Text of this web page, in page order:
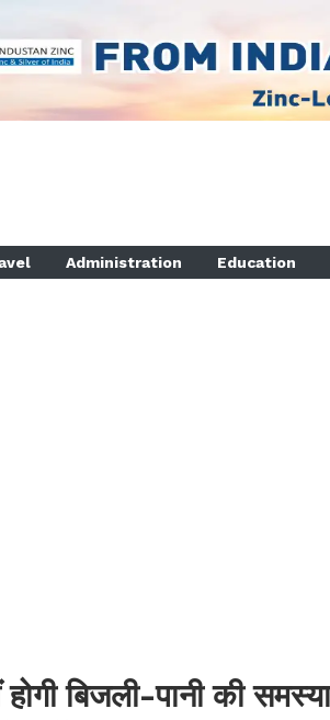
Administration Education
बिजली-पानी की